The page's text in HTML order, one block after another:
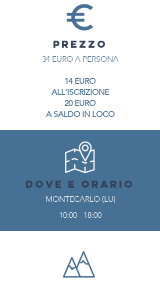
PREZZO
34 EURO A PERSONA
14 EURO
ALL'ISCRIZIONE
20 EURO
A SALDO IN LOCO
DOVE E ORARIO
MONTECARLO (LU)
10:00 - 18:00